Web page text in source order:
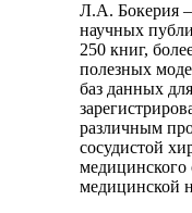
Л.А. Бокерия
научных
250 книг,
полезных
баз данных
различным
сосудистой
медицинского
медицинской